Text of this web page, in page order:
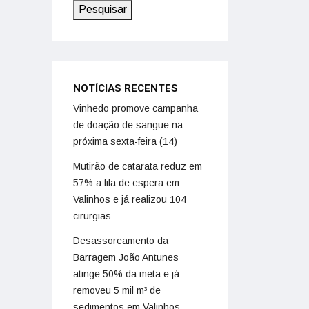
Pesquisar
NOTÍCIAS RECENTES
Vinhedo promove campanha
de doação de sangue na
próxima sexta-feira (14)
Mutirão de catarata reduz em
57% a fila de espera em
Valinhos e já realizou 104
cirurgias
Desassoreamento da
Barragem João Antunes
atinge 50% da meta e já
removeu 5 mil m³ de